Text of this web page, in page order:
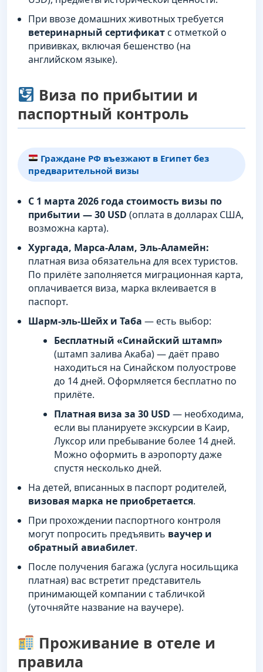
При ввозе домашних животных требуется
ветеринарный сертификатс отметкой о
прививках, включая бешенство (на
английском языке).
Виза по прибытии и
паспортный контроль
Граждане РФ въезжают в Египет без
предварительной визы
С 1 марта 2026 года стоимость визы по
прибытии — 30 USD (оплата в долларах США,
возможна карта).
Хургада, Марса-Алам, Эль-Аламейн:
платная виза обязательна для всех туристов.
По прилёте заполняется миграционная карта,
оплачивается виза, марка вклеивается в
паспорт.
Шарм-эль-Шейх и Таба — есть выбор:
Бесплатный «Синайский штамп»
(штамп залива Акаба) — даёт право
находиться на Синайском полуострове
до 14 дней. Оформляется бесплатно по
прилёте.
Платная виза за 30 USD — необходима,
если вы планируете экскурсии в Каир,
Луксор или пребывание более 14 дней.
Можно оформить в аэропорту даже
спустя несколько дней.
На детей, вписанных в паспорт родителей,
визовая марка не приобретается.
При прохождении паспортного контроля
могут попросить предъявить ваучер и
обратный авиабилет.
После получения багажа (услуга носильщика
платная) вас встретит представитель
принимающей компании с табличкой
(уточняйте название на ваучере).
Проживание в отеле и
правила